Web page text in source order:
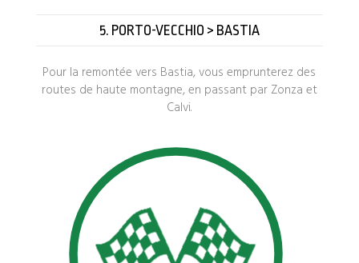
5. PORTO-VECCHIO > BASTIA
Pour la remontée vers Bastia, vous emprunterez des
routes de haute montagne, en passant par Zonza et
Calvi.